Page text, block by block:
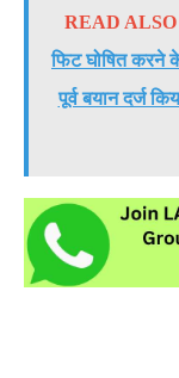
READ ALSO
फिट घोषित करने
पूर्व बयान दर्ज